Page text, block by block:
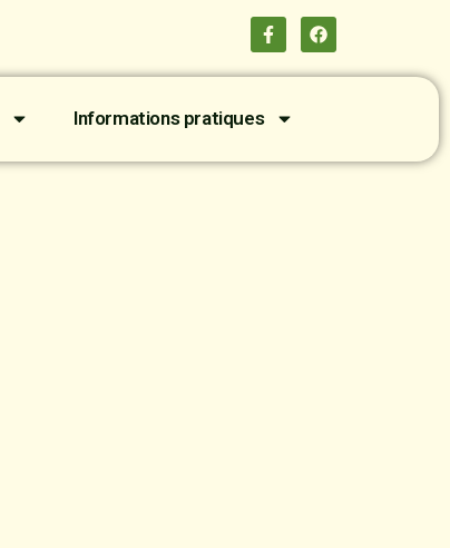
Informations pratiques